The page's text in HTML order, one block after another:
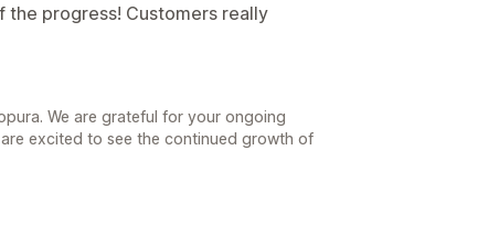
the progress! Customers really
We are grateful for your ongoing
excited to see the continued growth of